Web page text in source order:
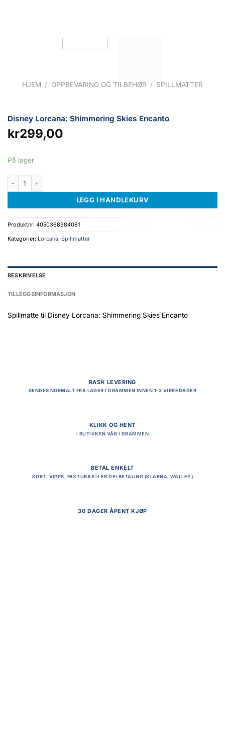
HJEM / OPPBEVARING OG TILBEHØR / SPILLMATTER
Disney Lorcana: Shimmering Skies Encanto
kr299,00
På lager
Disney Lorcana: Shimmering Skies Encanto antall
LEGG I HANDLEKURV
Produktnr: 4050368984081
Kategorier: Lorcana Spillmatter
BESKRIVELSE
TILLEGGSINFORMASJON
Spillmatte til Disney Lorcana: Shimmering Skies Encanto
RASK LEVERING
SENDES NORMALT FRA LAGER I DRAMMEN INNEN 1-3 VIRKEDAGER
KLIKK OG HENT
I BUTIKKEN VÅR I DRAMMEN
BETAL ENKELT
KORT, VIPPS, FAKTURA ELLER DELBETALING (KLARNA, WALLEY)
30 DAGER ÅPENT KJØP